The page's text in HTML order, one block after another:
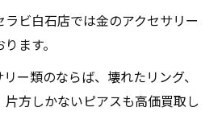
ビ白石店では金のアクセサリー
ます。
ー類のならば、壊れたリング、
方しかないピアスも高価買取し